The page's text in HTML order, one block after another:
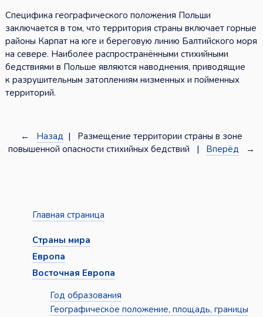
Специфика географического положения Польши
заключается в том, что территория страны включает горные
районы Карпат на юге и береговую линию Балтийского моря
на севере. Наиболее распространёнными стихийными
бедствиями в Польше являются наводнения, приводящие
к разрушительным затоплениям низменных и пойменных
территорий.
← Назад | Размещение территории страны в зоне
повышенной опасности стихийных бедствий | Вперёд →
Главная страница
Страны мира
Европа
Восточная Европа
Год образования
Географическое положение, площадь, границы